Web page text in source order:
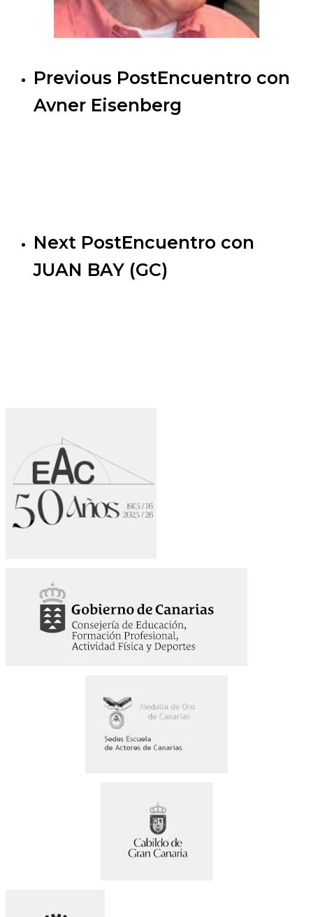
Previous PostEncuentro con
Avner Eisenberg
Next PostEncuentro con
JUAN BAY (GC)